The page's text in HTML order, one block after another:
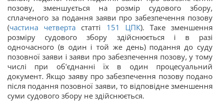
позову, зменшується на розмір судового збору,
сплаченого за подання заяви про забезпечення позову
(частина четверта статті 151 ЦПК). Таке зменшення
розміру судового збору здійснюється і в разі
одночасного (в один і той же день) подання до суду
позовної заяви і заяви про забезпечення позову, у тому
числі при об'єднанні їх в один процесуальний
документ. Якщо заяву про забезпечення позову подано
після подання позовної заяви, то відповідне зменшення
суми судового збору не здійснюється.